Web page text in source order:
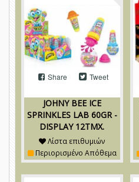
JOHNY BEE ICE
SPRINKLES LAB 60GR -
DISPLAY 12TMX.
Share Tweet
Λίστα επιθυμιών
Περιορισμένο Απόθεμα